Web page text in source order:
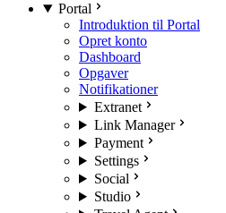
Portal
Introduktion til Portal
Opret konto
Dashboard
Opgaver
Notifikationer
Extranet
Link Manager
Payment
Settings
Social
Studio